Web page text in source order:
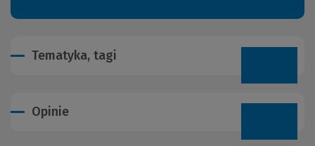
Tematyka, tagi
Opinie